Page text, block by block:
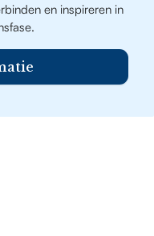
en inspireren in